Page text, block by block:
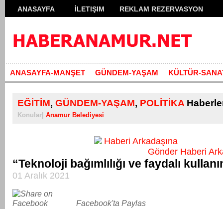
ANASAYFA İLETIŞIM REKLAM REZERVASYON
ANASAYFA-MANŞET GÜNDEM-YAŞAM KÜLTÜR-
EĞİTİM, GÜNDEM-YAŞAM, POLİTİKA
Konular| Anamur Belediyesi
Haberi
“Teknoloji bağımlılığı ve faydalı
01 Aralık 2021
Facebook'ta Paylas